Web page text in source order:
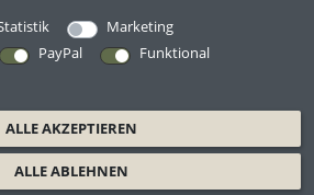
Marketing
PayPal
Funktional
ALLE AKZEPTIEREN
ALLE ABLEHNEN
Widerrufsrecht
Widerrufsformular
Impressum